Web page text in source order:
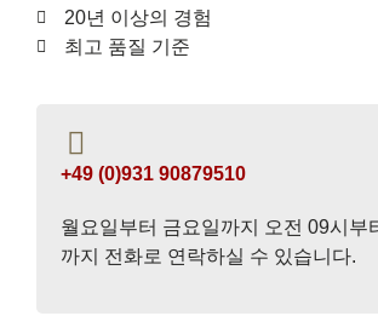
20년 이상의 경험
최고 품질 기준
+49 (0)931 90879510
월요일부터 금요일까지 오전 09시부
까지 전화로 연락하실 수 있습니다.